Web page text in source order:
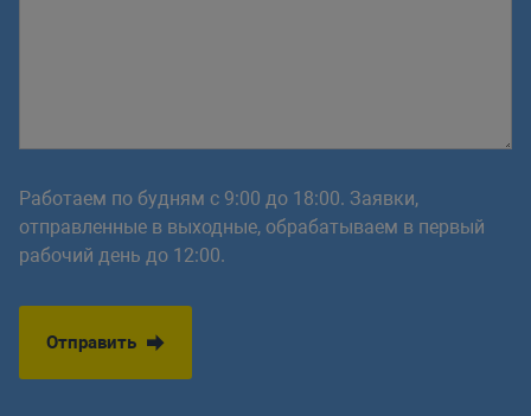
Работаем по будням с 9:00 до 18:00. Заявки,
отправленные в выходные, обрабатываем в первый
рабочий день до 12:00.
Отправить